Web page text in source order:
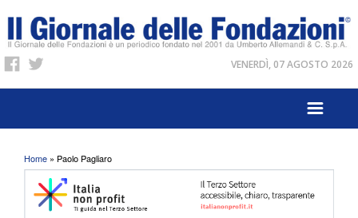
VENERDÌ, 07 AGOSTO 2026
Tu sei qui
Home » Paolo Pagliaro